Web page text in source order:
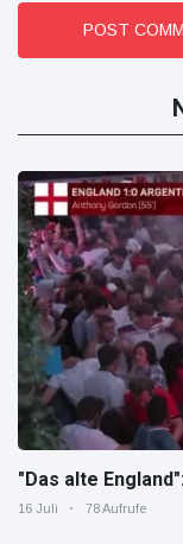
POST
"Das alte
16 Juli 78 Aufrufe